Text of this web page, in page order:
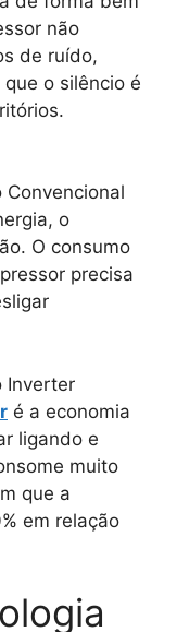
não
de ruído,
o silêncio é
Convencional
o
O consumo
precisa
Inverter
é a economia
ligando e
muito
que a
em relação